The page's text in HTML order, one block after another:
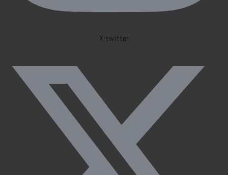
X-twitter